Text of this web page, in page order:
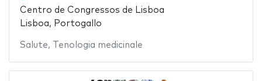
Centro de Congressos de Lisboa
Lisboa, Portogallo
Salute, Tenologia medicinale